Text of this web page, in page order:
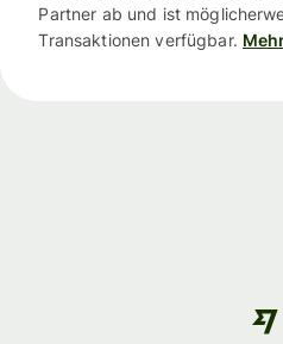
Partner ab und ist
Transaktionen verfügbar.